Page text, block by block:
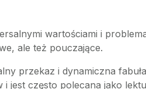
wartościami i
ale też pouczające.
przekaz i dynamiczna
i jest często polecana jako